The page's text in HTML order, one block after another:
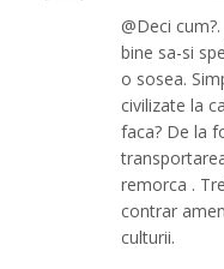
@Deci
bine sa-si
o sosea.
civilizate la
faca? De la
remorca .
contrar
culturii.